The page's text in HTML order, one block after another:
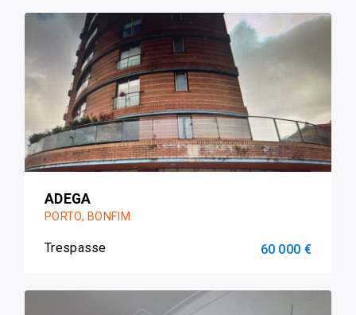
ADEGA
PORTO, BONFIM
Trespasse 60 000 €